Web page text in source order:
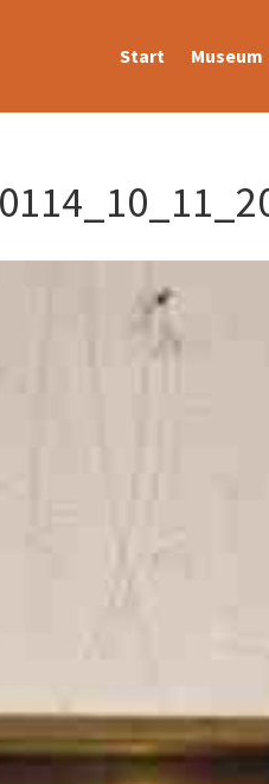
Start Museum